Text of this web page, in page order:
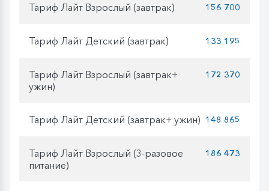
Тариф Лайт Взрослый (завтрак) 156 700
Тариф Лайт Детский (завтрак) 133 195
Тариф Лайт Взрослый (завтрак+
ужин)
172 370
Тариф Лайт Детский (завтрак+ ужин) 148 865
Тариф Лайт Взрослый (3-разовое
питание)
186 473